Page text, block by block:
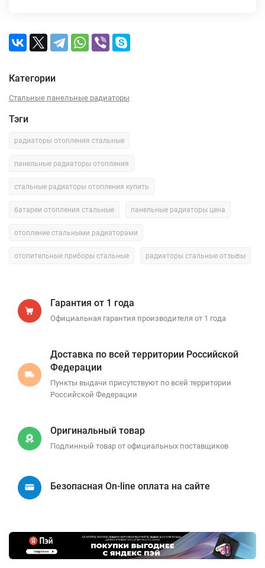
Категории
Стальные панельные радиаторы
Тэги
радиаторы отопления стальные
панельные радиаторы отопления
стальные радиаторы отопления купить
батареи отопления стальные панельные радиаторы цена
отопление стальными радиаторами
отопительные приборы стальные радиаторы стальные отзывы
Гарантия от 1 года
Официальная гарантия производителя от 1 года
Доставка по всей территории Российской
Федерации
Пункты выдачи присутствуют по всей территории
Российской Федерации
Оригинальный товар
Подлинный товар от официальных поставщиков
Безопасная On-line оплата на сайте